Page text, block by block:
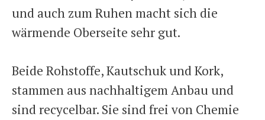
und auch zum Ruhen macht sich die
wärmende Oberseite sehr gut.
Beide Rohstoffe, Kautschuk und Kork,
stammen aus nachhaltigem Anbau und
sind recycelbar. Sie sind frei von Chemie